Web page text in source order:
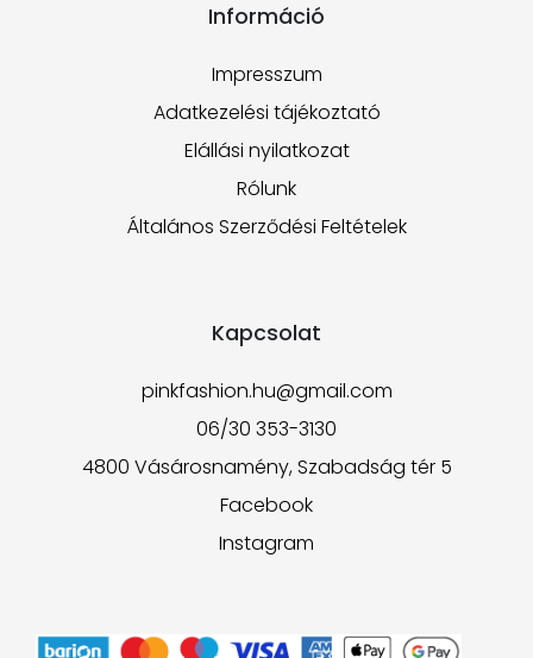
Információ
Impresszum
Adatkezelési tájékoztató
Elállási nyilatkozat
Rólunk
Általános Szerződési Feltételek
Kapcsolat
pinkfashion.hu@gmail.com
06/30 353-3130
4800 Vásárosnamény, Szabadság tér 5
Facebook
Instagram